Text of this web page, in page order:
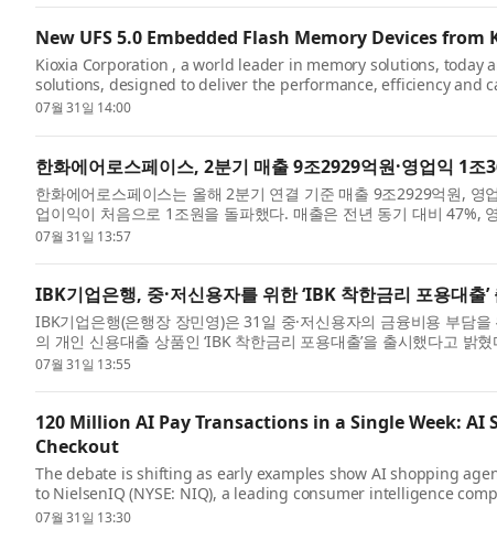
New UFS 5.0 Embedded Flash Memory Devices from
Kioxia Corporation , a world leader in memory solutions, today
solutions, designed to deliver the performance, efficiency and
mobile and edge de...
07월 31일 14:00
한화에어로스페이스, 2분기 매출 9조2929억원·영업익 1조
한화에어로스페이스는 올해 2분기 연결 기준 매출 9조2929억원,
업이익이 처음으로 1조원을 돌파했다. 매출은 전년 동기 대비 47%,
면 지상...
07월 31일 13:57
IBK기업은행, 중·저신용자를 위한 ‘IBK 착한금리 포용대출’
IBK기업은행(은행장 장민영)은 31일 중·저신용자의 금융비용 부담
의 개인 신용대출 상품인 ‘IBK 착한금리 포용대출’을 출시했다고 밝
을 ...
07월 31일 13:55
120 Million AI Pay Transactions in a Single Week:
Checkout
The debate is shifting as early examples show AI shopping
to NielsenIQ (NYSE: NIQ), a leading consumer intelligence
East Meets West...
07월 31일 13:30